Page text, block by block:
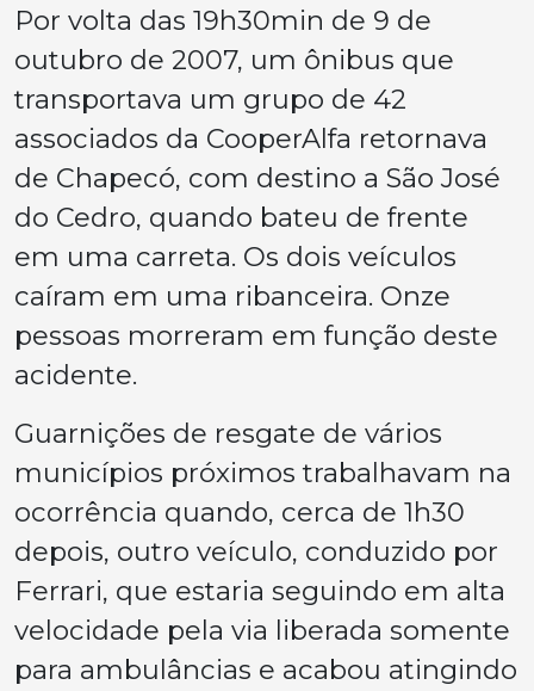
Por volta das 19h30min de 9 de
outubro de 2007, um ônibus que
transportava um grupo de 42
associados da CooperAlfa retornava
de Chapecó, com destino a São José
do Cedro, quando bateu de frente
em uma carreta. Os dois veículos
caíram em uma ribanceira. Onze
pessoas morreram em função deste
acidente.
Guarnições de resgate de vários
municípios próximos trabalhavam na
ocorrência quando, cerca de 1h30
depois, outro veículo, conduzido por
Ferrari, que estaria seguindo em alta
velocidade pela via liberada somente
para ambulâncias e acabou atingindo